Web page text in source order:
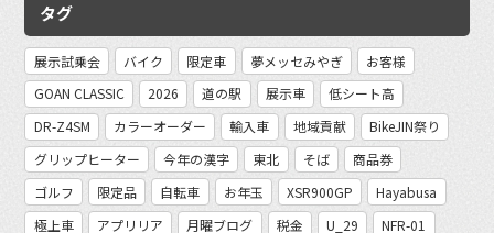
タグ
展示試乗会 バイク 限定車 夢メッセみやぎ
お客様
GOAN CLASSIC
2026 道の駅 展示車
低シート高
DR-Z4SM
カラーオーダー 輸入車 地域貢献
BikeJIN祭り
グリップヒーター
今年の漢字 東北 そば
商品券
ゴルフ
限定品 自転車 お年玉 XSR900GP
Hayabusa
極上車
アプリリア 月曜ブログ 税金 U_29
NFR-01